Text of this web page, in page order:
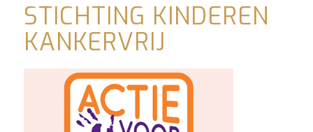
STICHTING KINDEREN
KANKERVRIJ